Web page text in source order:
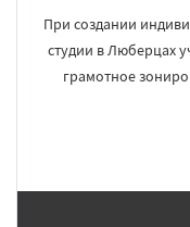
При создании
студии в Люберцах
грамотное